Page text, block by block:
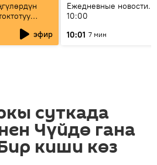
эфир
Ежедневные новости.
10:00
10:01 7 мин
суткада
Чүйдө гана
киши көз